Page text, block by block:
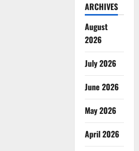
ARCHIVES
August
2026
July 2026
June 2026
May 2026
April 2026